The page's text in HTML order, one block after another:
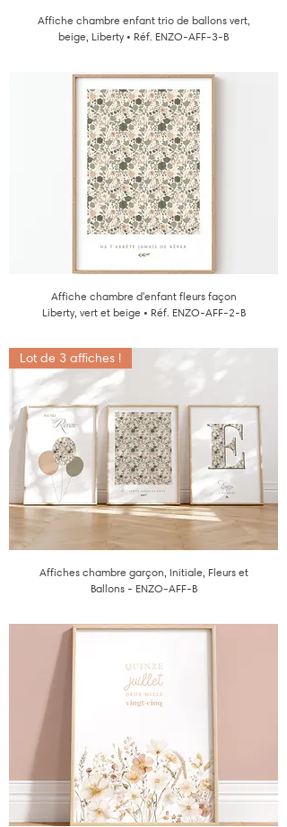
Affiche chambre enfant trio de ballons vert,
beige, Liberty • Réf. ENZO-AFF-3-B
Affiche chambre d'enfant fleurs façon
Liberty, vert et beige • Réf. ENZO-AFF-2-B
Lot de 3 affiches !
Affiches chambre garçon, Initiale, Fleurs et
Ballons - ENZO-AFF-B